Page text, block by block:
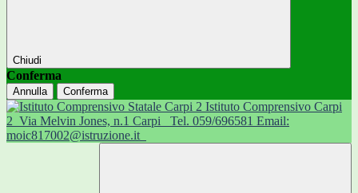
Chiudi
Conferma
Annulla Conferma
Istituto Comprensivo Carpi
2 Via Melvin Jones, n.1 Carpi
Tel. 059/696581 Email:
moic817002@istruzione.it